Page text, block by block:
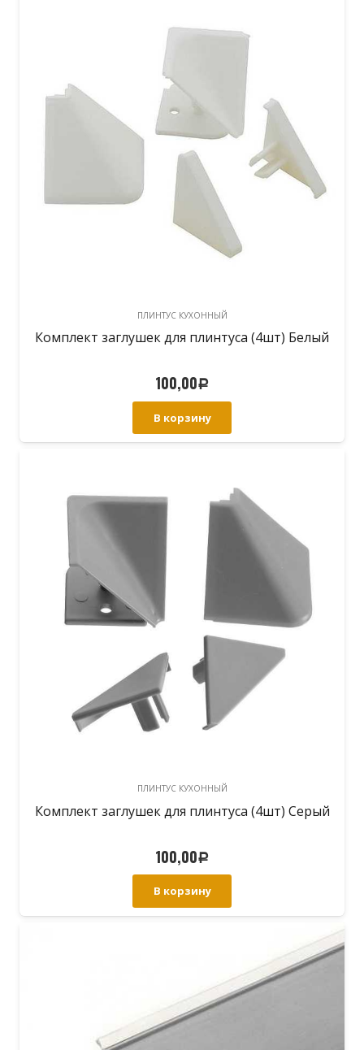
ПЛИНТУС КУХОННЫЙ
Комплект заглушек для плинтуса (4шт) Белый
100,00Р
В корзину
ПЛИНТУС КУХОННЫЙ
Комплект заглушек для плинтуса (4шт) Серый
100,00Р
В корзину